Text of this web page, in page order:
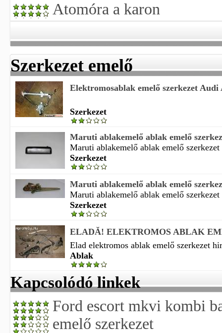
Atomóra a karon
Szerkezet emelő
Elektromosablak emelő szerkezet Audi
Szerkezet
Maruti ablakemelő ablak emelő
Maruti ablakemelő ablak emelő
Szerkezet
Maruti ablakemelő ablak emelő
Maruti ablakemelő ablak emelő
Szerkezet
ELADĂ! ELEKTROMOS ABLAK
Elad elektromos ablak emelő szerkezet
Ablak
Kapcsolódó linkek
Ford escort mkvi kombi
emelő szerkezet